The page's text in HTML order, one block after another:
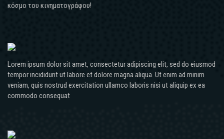
κόσμο του κινηματογράφου!
Lorem ipsum dolor sit amet, consectetur adipiscing elit, sed do eiusmod
tempor incididunt ut labore et dolore magna aliqua. Ut enim ad minim
veniam, quis nostrud exercitation ullamco laboris nisi ut aliquip ex ea
commodo consequat